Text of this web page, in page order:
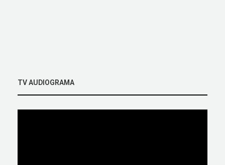
TV AUDIOGRAMA